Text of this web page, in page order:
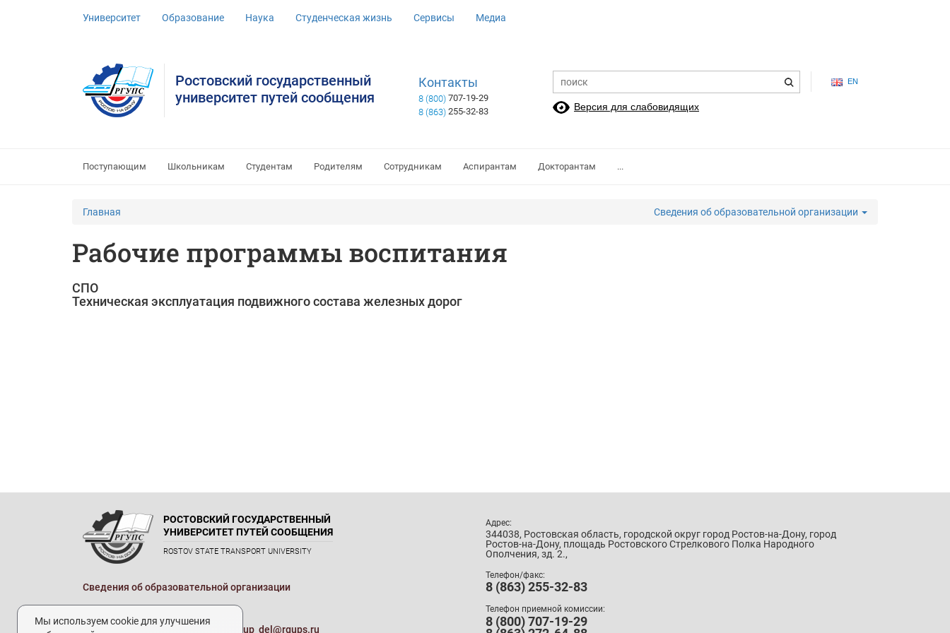
Университет Образование Наука Студенческая жизнь Сервисы Медиа
EN
Ростовский государственный
университет путей сообщения
Контакты
8 (800) 707-19-29
8 (863) 255-32-83 Версия для слабовидящих
Поступающим Школьникам Студентам Родителям Сотрудникам Аспирантам Докторантам ...
Главная Сведения об образовательной организации
Рабочие программы воспитания
СПО
Техническая эксплуатация подвижного состава железных дорог
РОСТОВСКИЙ ГОСУДАРСТВЕННЫЙ
УНИВЕРСИТЕТ ПУТЕЙ СООБЩЕНИЯ
ROSTOV STATE TRANSPORT UNIVERSITY
Сведения об образовательной организации
Реквизиты
Электронная почта университета: up_del@rgups.ru
Адрес:
344038, Ростовская область, городской округ город Ростов-на-Дону, город
Ростов-на-Дону, площадь Ростовского Стрелкового Полка Народного
Ополчения, зд. 2.,
Телефон/факс:
8 (863) 255-32-83
Телефон приемной комиссии:
8 (800) 707-19-29
Мы используем cookie для улучшения